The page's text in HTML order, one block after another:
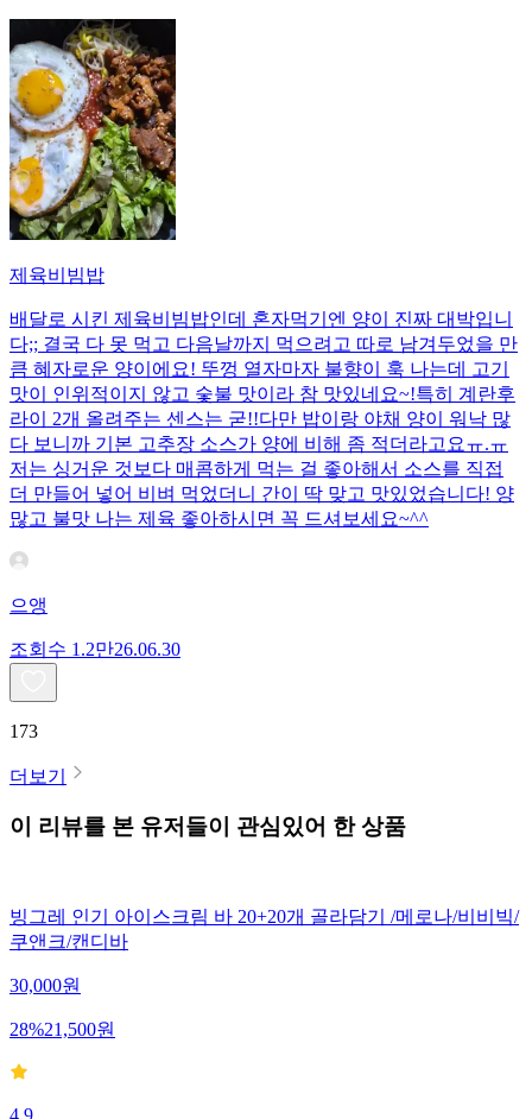
제육비빔밥
배달로 시킨 제육비빔밥인데 혼자먹기엔 양이 진짜 대박입니
다;; 결국 다 못 먹고 다음날까지 먹으려고 따로 남겨두었을 만
큼 혜자로운 양이에요! 뚜껑 열자마자 불향이 훅 나는데 고기
맛이 인위적이지 않고 숯불 맛이라 참 맛있네요~!특히 계란후
라이 2개 올려주는 센스는 굳!! ​다만 밥이랑 야채 양이 워낙 많
다 보니까 기본 고추장 소스가 양에 비해 좀 적더라고요ㅠ.ㅠ
저는 싱거운 것보다 매콤하게 먹는 걸 좋아해서 소스를 직접
더 만들어 넣어 비벼 먹었더니 간이 딱 맞고 맛있었습니다! 양
많고 불맛 나는 제육 좋아하시면 꼭 드셔보세요~^^
으앵
조회수 1.2만26.06.30
173
더보기
이 리뷰를 본 유저들이 관심있어 한 상품
빙그레 인기 아이스크림 바 20+20개 골라담기 /메로나/비비빅/
쿠앤크/캔디바
30,000원
28%21,500원
4.9